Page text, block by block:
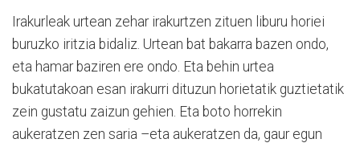
Irakurleak urtean zehar irakurtzen zituen liburu horiei
buruzko iritzia bidaliz. Urtean bat bakarra bazen ondo,
eta hamar baziren ere ondo. Eta behin urtea
bukatutakoan esan irakurri dituzun horietatik guztietatik
zein gustatu zaizun gehien. Eta boto horrekin
aukeratzen zen saria –eta aukeratzen da, gaur egun